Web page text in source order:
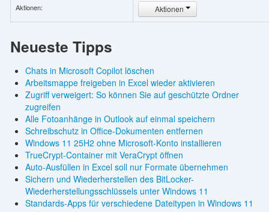
Aktionen: Aktionen
Neueste Tipps
Chats in Microsoft Copilot löschen
Arbeitsmappe freigeben in Excel wieder aktivieren
Zugriff verweigert: So können Sie auf geschützte Ordner
zugreifen
Alle Fotoanhänge in Outlook auf einmal speichern
Schreibschutz in Office-Dokumenten entfernen
Windows 11 25H2 ohne Microsoft-Konto installieren
TrueCrypt-Container mit VeraCrypt öffnen
Auto-Ausfüllen in Excel soll nur Formate übernehmen
Sichern und Wiederherstellen des BitLocker-
Wiederherstellungsschlüssels unter Windows 11
Standards-Apps für verschiedene Dateitypen in Windows 11